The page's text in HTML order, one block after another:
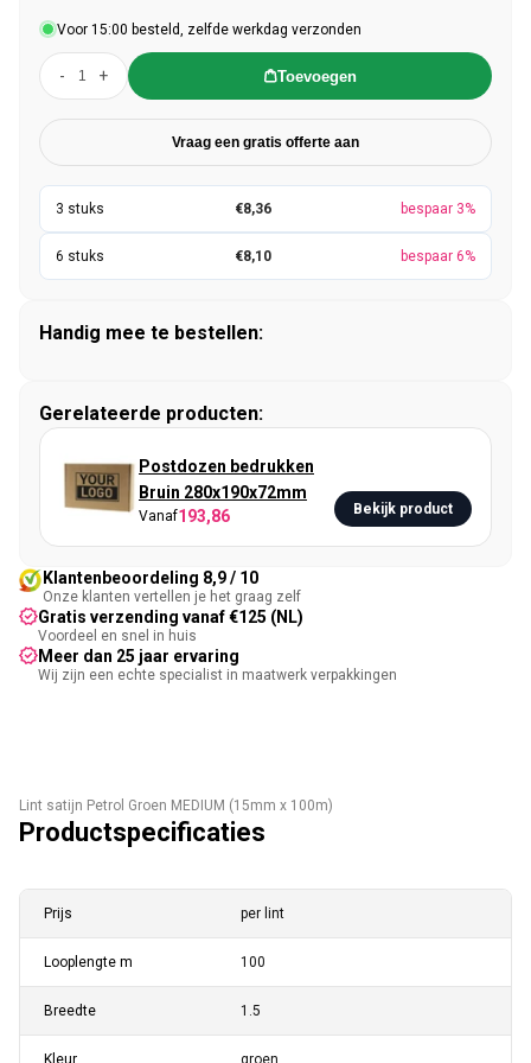
Voor 15:00 besteld, zelfde werkdag verzonden
- + Toevoegen
Vraag een gratis offerte aan
€8,36 bespaar 3%
€8,10 bespaar 6%
Handig mee te bestellen:
Gerelateerde producten:
Postdozen bedrukken
Bruin 280x190x72mm
Vanaf193,86 Bekijk product
Klantenbeoordeling 8,9 / 10
Onze klanten vertellen je het graag zelf
Gratis verzending vanaf €125 (NL)
Voordeel en snel in huis
Meer dan 25 jaar ervaring
Wij zijn een echte specialist in maatwerk verpakkingen
Lint satijn Petrol Groen MEDIUM (15mm x 100m)
Productspecificaties
Prijs per lint
Looplengte m 100
Breedte 1.5
Kleur groen